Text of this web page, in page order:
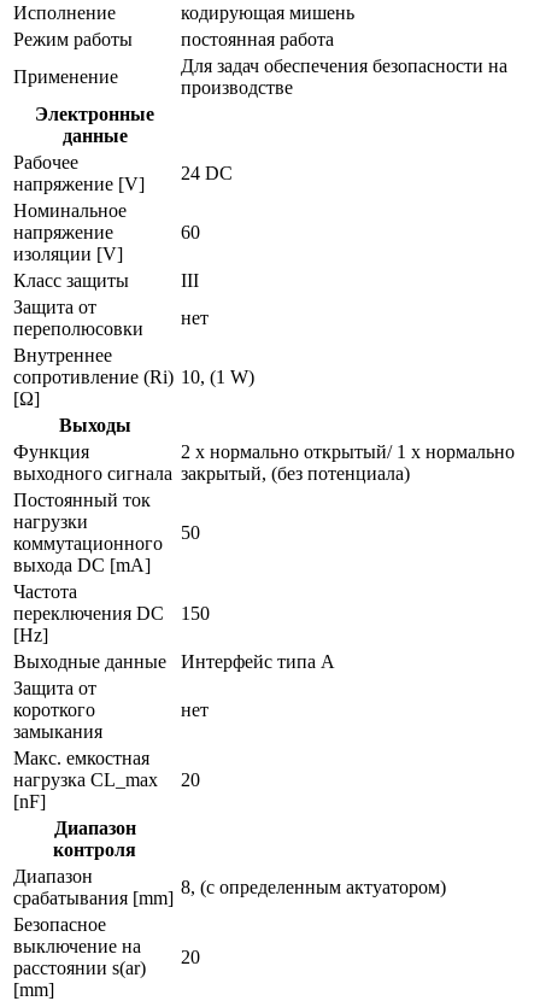
Исполнение
кодирующая мишень
Режим работы
постоянная работа
Применение
Для задач обеспечения безопасности на
производстве
Электронные
данные
Рабочее
напряжение [V]
24 DC
Номинальное
напряжение
изоляции [V]
60
Класс защиты
III
Защита от
переполюсовки
нет
Внутреннее
сопротивление (Ri)
[Ω]
10, (1 W)
Выходы
Функция
выходного сигнала
2 x нормально открытый/ 1 x нормально
закрытый, (без потенциала)
Постоянный ток
нагрузки
коммутационного
выхода DC [mA]
50
Частота
переключения DC
[Hz]
150
Выходные данные
Интерфейс типа А
Защита от
короткого
замыкания
нет
Макс. емкостная
нагрузка CL_max
[nF]
20
Диапазон
контроля
Диапазон
срабатывания [mm]
8, (с определенным актуатором)
Безопасное
выключение на
расстоянии s(ar)
[mm]
20